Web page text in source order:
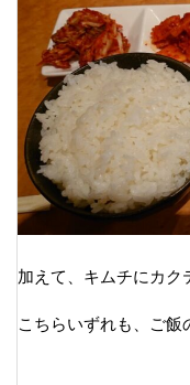
加えて、キムチにカク
こちらいずれも、ご飯